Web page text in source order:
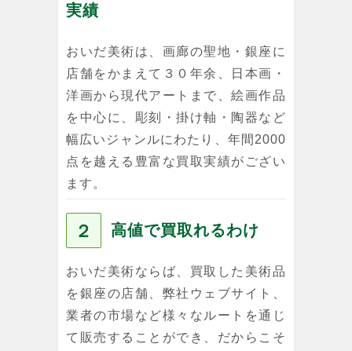
実績
おいだ美術は、画廊の聖地・銀座に
店舗をかまえて３０年余、日本画・
洋画から現代アートまで、絵画作品
を中心に、彫刻・掛け軸・陶器など
幅広いジャンルにわたり、年間2000
点を越える豊富な買取実績がござい
ます。
２ 高値で買取れるわけ
おいだ美術ならば、買取した美術品
を銀座の店舗、弊社ウェブサイト、
業者の市場など様々なルートを通じ
て販売することができ、だからこそ